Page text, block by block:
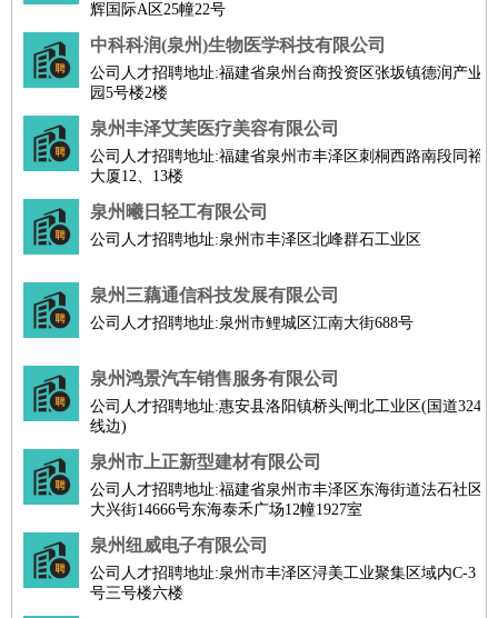
辉国际A区25幢22号
中科科润(泉州)生物医学科技有限公司
公司人才招聘地址:福建省泉州台商投资区张坂镇德润产业
园5号楼2楼
泉州丰泽艾芙医疗美容有限公司
公司人才招聘地址:福建省泉州市丰泽区刺桐西路南段同裕
大厦12、13楼
泉州曦日轻工有限公司
公司人才招聘地址:泉州市丰泽区北峰群石工业区
泉州三藕通信科技发展有限公司
公司人才招聘地址:泉州市鲤城区江南大街688号
泉州鸿景汽车销售服务有限公司
公司人才招聘地址:惠安县洛阳镇桥头闸北工业区(国道324
线边)
泉州市上正新型建材有限公司
公司人才招聘地址:福建省泉州市丰泽区东海街道法石社区
大兴街14666号东海泰禾广场12幢1927室
泉州纽威电子有限公司
公司人才招聘地址:泉州市丰泽区浔美工业聚集区域内C-3
号三号楼六楼